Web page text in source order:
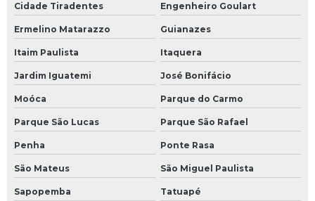
Cidade Tiradentes Engenheiro Goulart
Ermelino Matarazzo Guianazes
Itaim Paulista Itaquera
Jardim Iguatemi José Bonifácio
Moóca Parque do Carmo
Parque São Lucas Parque São Rafael
Penha Ponte Rasa
São Mateus São Miguel Paulista
Sapopemba Tatuapé